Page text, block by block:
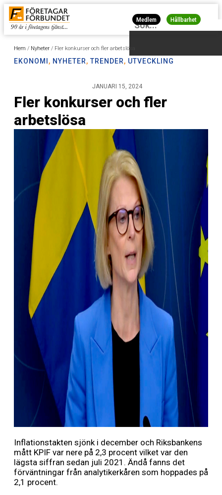
Medlem Hållbarhet
Hem / Nyheter / Fler konkurser och fler arbetslösa
EKONOMI , NYHETER, TRENDER, UTVECKLING
JANUARI 15, 2024
Fler konkurser och fler
arbetslösa
Inflationstakten sjönk i december och Riksbankens
mått KPIF var nere på 2,3 procent vilket var den
lägsta siffran sedan juli 2021. Ändå fanns det
förväntningar från analytikerkåren som hoppades på
2,1 procent.